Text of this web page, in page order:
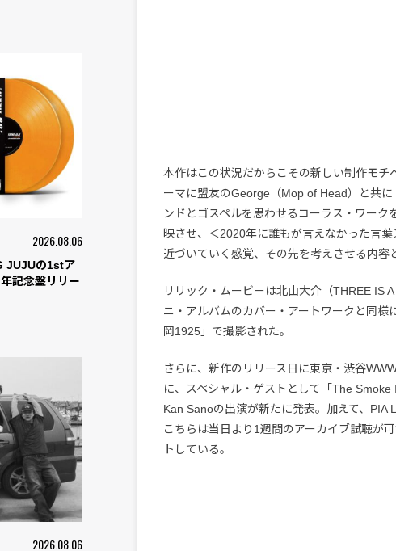
2026.08.06
JUJUの1stア
記念盤リリー
2026.08.06
本作はこの状況だからこその新しい制作モチ
ーマに盟友のGeorge（Mop of Head）と共
ンドとゴスペルを思わせるコーラス・ワーク
映させ、＜2020年に誰もが言えなかった言葉
近づいていく感覚、その先を考えさせる内容
リリック・ムービーは北山大介（THREE IS
ニ・アルバムのカバー・アートワークと同様
岡1925」で撮影された。
さらに、新作のリリース日に東京・渋谷
に、スペシャル・ゲストとして「The
Kan Sanoの出演が新たに発表。加えて、PIA
こちらは当日より1週間のアーカイブ試聴が
トしている。